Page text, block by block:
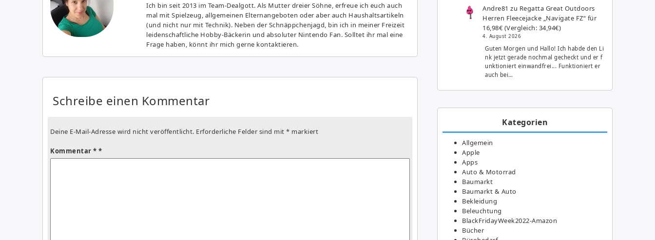
Ich bin seit 2013 im Team-Dealgott. Als Mutter dreier Söhne, erfreue ich euch auch
mal mit Spielzeug, allgemeinen Elternangeboten oder aber auch Haushaltsartikeln
(und nicht nur mit Technik). Neben der Schnäppchenjagd, bin ich in meiner Freizeit
leidenschaftliche Hobby-Bäckerin und absoluter Nintendo Fan. Solltet ihr mal eine
Frage haben, könnt ihr mich gerne kontaktieren.
Schreibe einen Kommentar
Deine E-Mail-Adresse wird nicht veröffentlicht. Erforderliche Felder sind mit * markiert
Kommentar *
Andre81 zu Regatta Great Outdoors
Herren Fleecejacke „Navigate FZ“ für
16,98€ (Vergleich: 34,94€)
4. August 2026
Guten Morgen und Hallo! Ich habde den Li
nk jetzt gerade nochmal gecheckt und er f
unktioniert einwandfrei... Funktioniert er
auch bei…
Kategorien
Allgemein
Apple
Apps
Auto & Motorrad
Baumarkt
Baumarkt & Auto
Bekleidung
Beleuchtung
BlackFridayWeek2022-Amazon
Bücher